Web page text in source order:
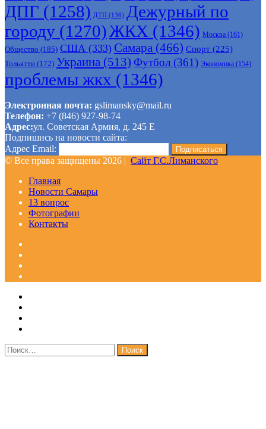
ДПГ (1258) ДТП (136) Дежурный по
городу (1270)ЖКХ (1346) Москва (161)
Общество (185) США (333) Самара (466) Спорт (225)
Тольятти (172) Украина (513) Футбол (361) Экономика (154)
проблемы жкх (1346)
Электронная почта: gslimansky@mail.ru
Телефон: +7 (846) 927-98-74
Адрес:ул. Советская Армия, д. 245 Е
Подпишись на новости сайта:
Адрес Email:
© Все права защищены 2026 | Сайт Г.С.Лиманского
Главная
Новости Самары
13 вопрос
Фотографии
Контакты
Facebook
Google+
Одноклассники
WhatsApp
Telegram
Viber
Кнопка
«Наверх»
Закрыть
Найти: